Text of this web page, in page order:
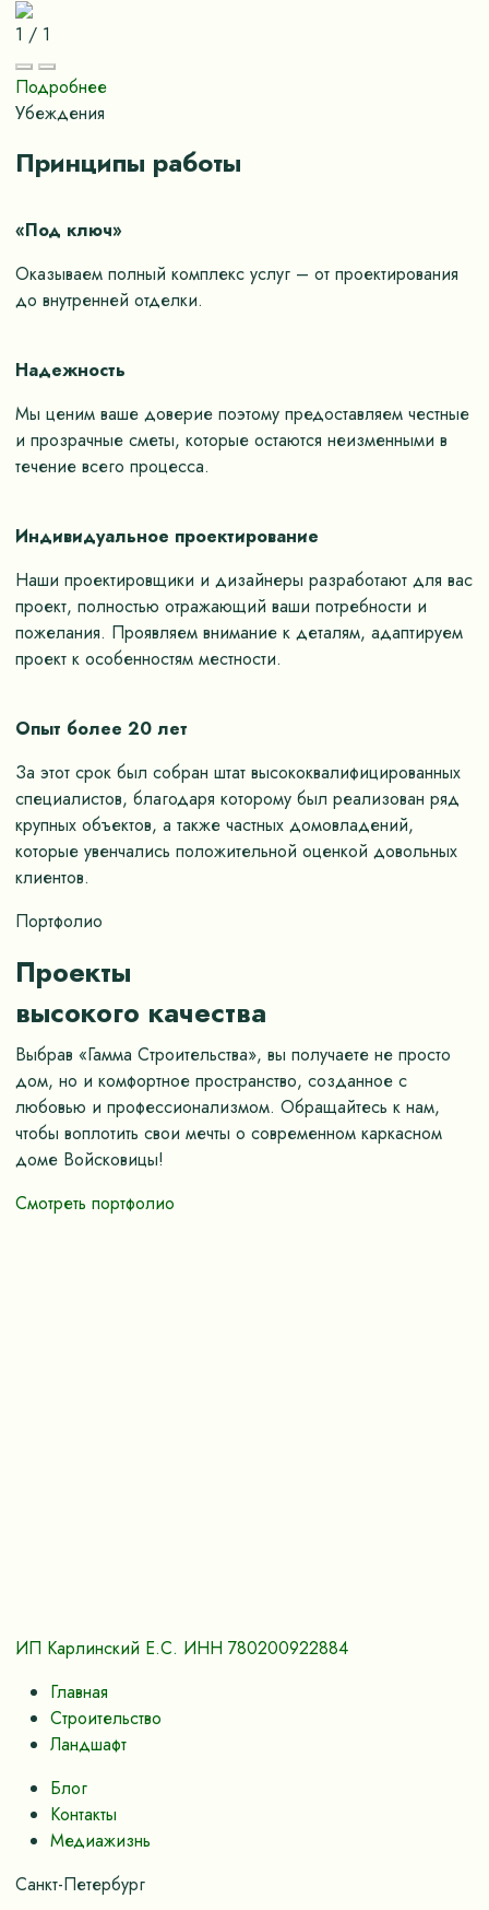
1 / 1
Подробнее
Убеждения
Принципы работы
«Под ключ»
Оказываем полный комплекс услуг – от проектирования
до внутренней отделки.
Надежность
Мы ценим ваше доверие поэтому предоставляем честные
и прозрачные сметы, которые остаются неизменными в
течение всего процесса.
Индивидуальное проектирование
Наши проектировщики и дизайнеры разработают для вас
проект, полностью отражающий ваши потребности и
пожелания. Проявляем внимание к деталям, адаптируем
проект к особенностям местности.
Опыт более 20 лет
За этот срок был собран штат высококвалифицированных
специалистов, благодаря которому был реализован ряд
крупных объектов, а также частных домовладений,
которые увенчались положительной оценкой довольных
клиентов.
Портфолио
Проекты
высокого качества
Выбрав «Гамма Строительства», вы получаете не просто
дом, но и комфортное пространство, созданное с
любовью и профессионализмом. Обращайтесь к нам,
чтобы воплотить свои мечты о современном каркасном
доме Войсковицы!
Смотреть портфолио
ИП Карлинский Е.С. ИНН 780200922884
Главная
Строительство
Ландшафт
Блог
Контакты
Медиажизнь
Санкт-Петербург